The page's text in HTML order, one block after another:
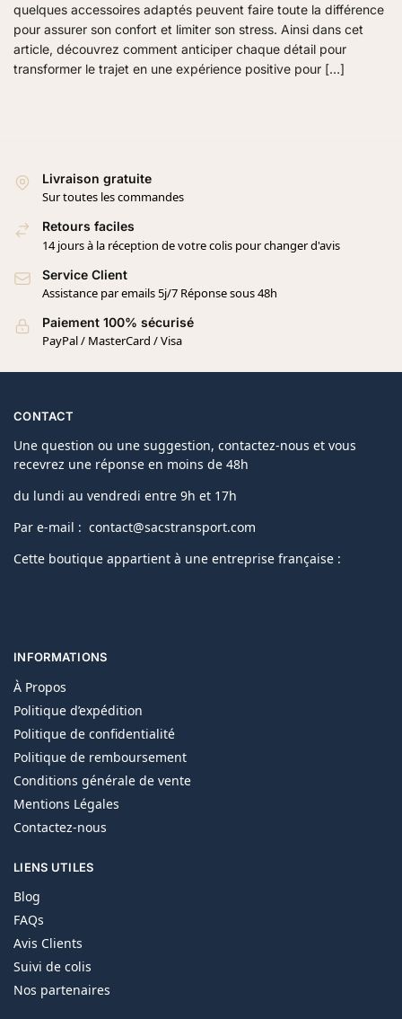
quelques accessoires adaptés peuvent faire toute la différence
pour assurer son confort et limiter son stress. Ainsi dans cet
article, découvrez comment anticiper chaque détail pour
transformer le trajet en une expérience positive pour […]
Livraison gratuite
Sur toutes les commandes
Retours faciles
14 jours à la réception de votre colis pour changer d'avis
Service Client
Assistance par emails 5j/7 Réponse sous 48h
Paiement 100% sécurisé
PayPal / MasterCard / Visa
CONTACT
Une question ou une suggestion, contactez-nous et vous
recevrez une réponse en moins de 48h
du lundi au vendredi entre 9h et 17h
Par e-mail : contact@sacstransport.com
Cette boutique appartient à une entreprise française :
INFORMATIONS
À Propos
Politique d’expédition
Politique de confidentialité
Politique de remboursement
Conditions générale de vente
Mentions Légales
Contactez-nous
LIENS UTILES
Blog
FAQs
Avis Clients
Suivi de colis
Nos partenaires